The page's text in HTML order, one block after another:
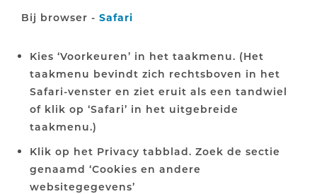
Bij browser - Safari
Kies ‘Voorkeuren’ in het taakmenu. (Het
taakmenu bevindt zich rechtsboven in het
Safari-venster en ziet eruit als een tandwiel
of klik op ‘Safari’ in het uitgebreide
taakmenu.)
Klik op het Privacy tabblad. Zoek de sectie
genaamd ‘Cookies en andere
websitegegevens’